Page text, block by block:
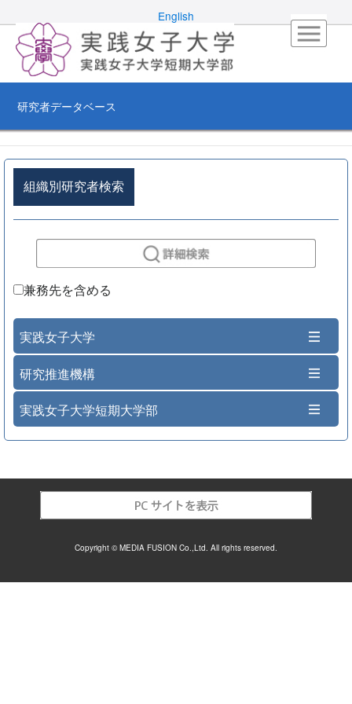
English
研究者データベース
組織別研究者検索
兼務先を含める
実践女子大学
研究推進機構
実践女子大学短期大学部
Copyright © MEDIA FUSION Co.,Ltd. All rights reserved.